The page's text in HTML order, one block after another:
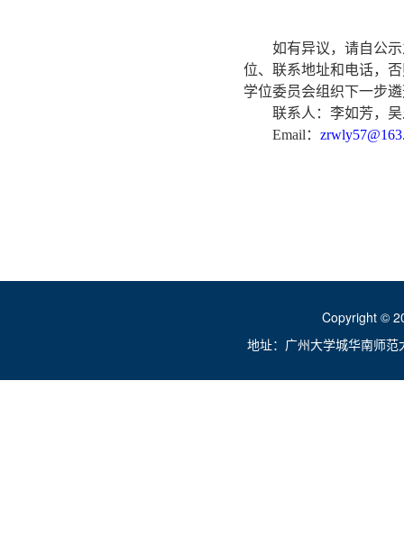
如有异议，请自公
位、联系地址和电话，
学位委员会组织下一步
联系人：李如芳，
Email ：
Copyright ©
地址：广州大学城华南